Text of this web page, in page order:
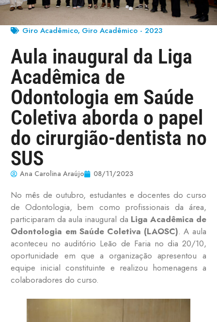
Giro Acadêmico, Giro Acadêmico - 2023
Aula inaugural da Liga
Acadêmica de
Odontologia em Saúde
Coletiva aborda o papel
do cirurgião-dentista no
SUS
Ana Carolina Araújo 08/11/2023
No mês de outubro, estudantes e docentes do curso
de Odontologia, bem como profissionais da área,
participaram da aula inaugural da Liga Acadêmica de
Odontologia em Saúde Coletiva (LAOSC). A aula
aconteceu no auditório Leão de Faria no dia 20/10,
oportunidade em que a organização apresentou a
equipe inicial constituinte e realizou homenagens a
colaboradores do curso.